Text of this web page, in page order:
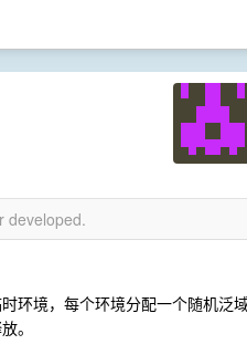
developed.
环境，每个环境分配一个随机泛
。